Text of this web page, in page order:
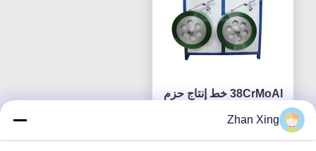
38CrMoAl خط إنتاج حزم
تصنيع حزم بي تي
احصل على أفضل سعر
Zhan Xing